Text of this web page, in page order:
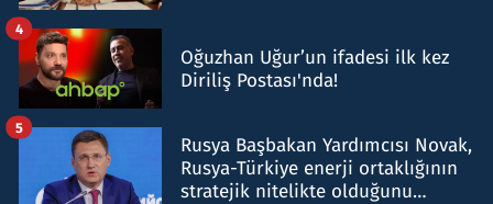
Oğuzhan Uğur’un ifadesi ilk kez
Diriliş Postası'nda!
4
Rusya Başbakan Yardımcısı Novak,
Rusya-Türkiye enerji ortaklığının
stratejik nitelikte olduğunu
5